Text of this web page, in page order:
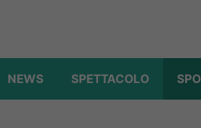
NEWS SPETTACOLO